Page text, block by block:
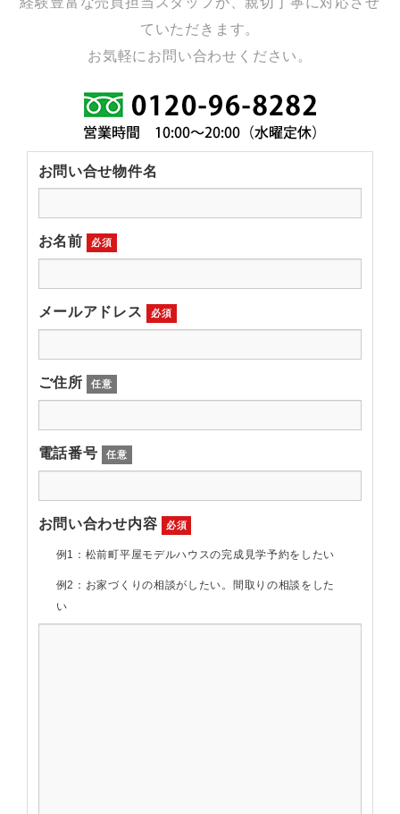
ていただきます。
お気軽にお問い合わせください。
お問い合せ物件名
お名前 必須
メールアドレス 必須
ご住所 任意
電話番号 任意
お問い合わせ内容 必須
例1：松前町平屋モデルハウスの完成見学予約をしたい
例2：お家づくりの相談がしたい。間取りの相談をした
い